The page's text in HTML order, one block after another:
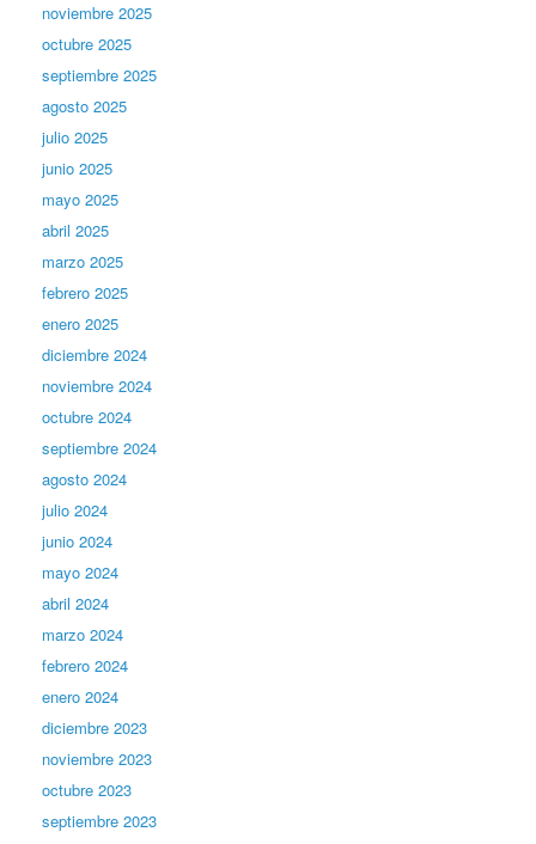
noviembre 2025
octubre 2025
septiembre 2025
agosto 2025
julio 2025
junio 2025
mayo 2025
abril 2025
marzo 2025
febrero 2025
enero 2025
diciembre 2024
noviembre 2024
octubre 2024
septiembre 2024
agosto 2024
julio 2024
junio 2024
mayo 2024
abril 2024
marzo 2024
febrero 2024
enero 2024
diciembre 2023
noviembre 2023
octubre 2023
septiembre 2023